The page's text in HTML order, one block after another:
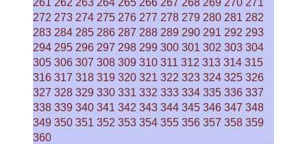
261 262 263 264 265 266 267 268 269 270 271
272 273 274 275 276 277 278 279 280 281 282
283 284 285 286 287 288 289 290 291 292 293
294 295 296 297 298 299 300 301 302 303 304
305 306 307 308 309 310 311 312 313 314 315
316 317 318 319 320 321 322 323 324 325 326
327 328 329 330 331 332 333 334 335 336 337
338 339 340 341 342 343 344 345 346 347 348
349 350 351 352 353 354 355 356 357 358 359
360